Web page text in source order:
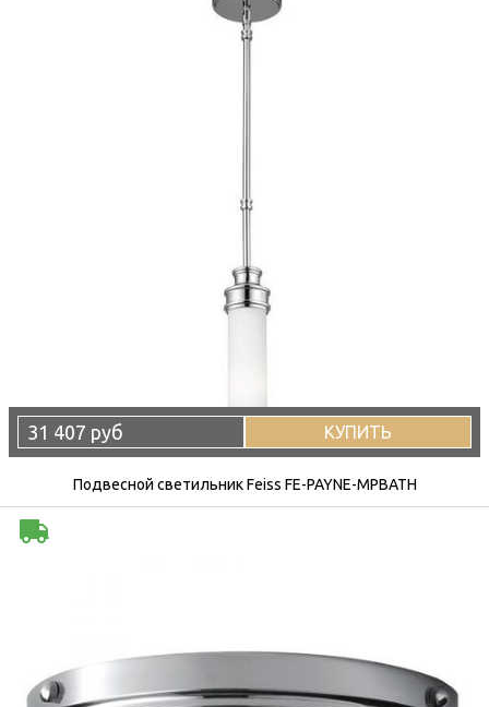
31 407 руб КУПИТЬ
Подвесной светильник Feiss FE-PAYNE-MPBATH